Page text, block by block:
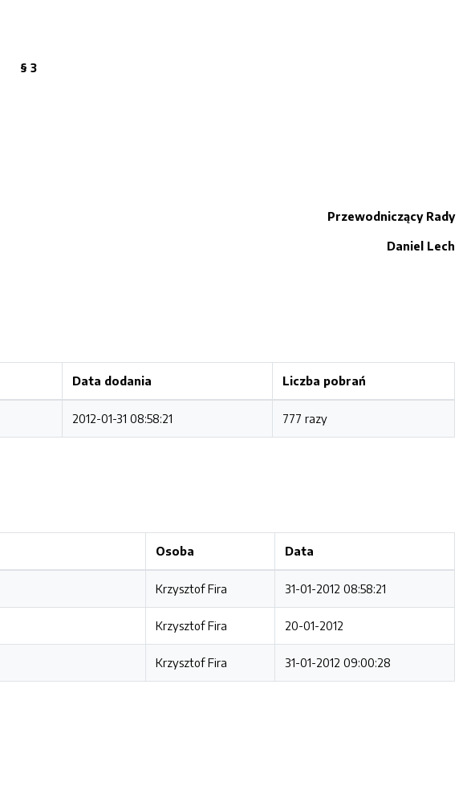
§ 3
Przewodniczący Rady
Daniel Lech
Data dodania Liczba pobrań
2012-01-31 08:58:21 777 razy
Osoba Data
Krzysztof Fira 31-01-2012 08:58:21
Krzysztof Fira 20-01-2012
Krzysztof Fira 31-01-2012 09:00:28